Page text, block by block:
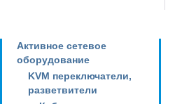
Активное сетевое
оборудование
KVM переключатели,
разветвители